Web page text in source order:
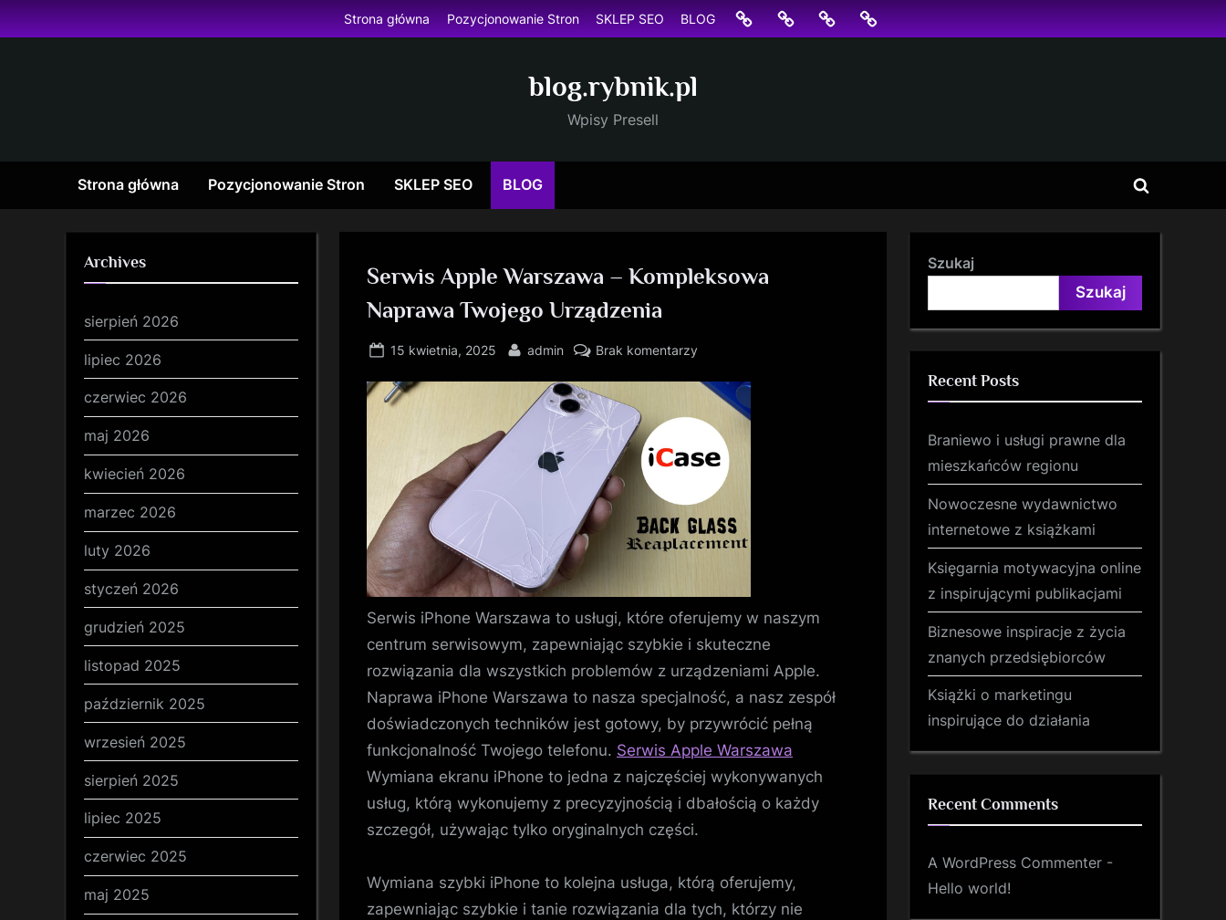
Skip
to
Strona główna Pozycjonowanie Stron SKLEP SEO BLOG
Strona
główna
Pozycjonowanie
Stron
SKLEP
SEO
BLOG
blog.rybnik.pl
Wpisy Presell
Strona główna Pozycjonowanie Stron SKLEP SEO BLOG
Toggle
Serwis Apple Warszawa – Kompleksowa
Naprawa Twojego Urządzenia
Posted
15 kwietnia, 2025 By
admin Brak komentarzy
Apple
Warszawa
Kompleksowa
Naprawa
Twojego
Urządzenia
Serwis iPhone Warszawa to usługi, które oferujemy w naszym
centrum serwisowym, zapewniając szybkie i skuteczne
rozwiązania dla wszystkich problemów z urządzeniami Apple.
Naprawa iPhone Warszawa to nasza specjalność, a nasz zespół
doświadczonych techników jest gotowy, by przywrócić pełną
funkcjonalność Twojego telefonu. Serwis Apple Warszawa
Wymiana ekranu iPhone to jedna z najczęściej wykonywanych
usług, którą wykonujemy z precyzyjnością i dbałością o każdy
szczegół, używając tylko oryginalnych części.
Wymiana szybki iPhone to kolejna usługa, którą oferujemy,
zapewniając szybkie i tanie rozwiązania dla tych, którzy nie
Archives
sierpień 2026
lipiec 2026
czerwiec 2026
maj 2026
kwiecień 2026
marzec 2026
luty 2026
styczeń 2026
grudzień 2025
listopad 2025
październik 2025
wrzesień 2025
sierpień 2025
lipiec 2025
czerwiec 2025
maj 2025
Szukaj
Szukaj
Recent Posts
Braniewo i usługi prawne dla
mieszkańców regionu
Nowoczesne wydawnictwo
internetowe z książkami
Księgarnia motywacyjna online
z inspirującymi publikacjami
Biznesowe inspiracje z życia
znanych przedsiębiorców
Książki o marketingu
inspirujące do działania
Recent Comments
A WordPress Commenter -
Hello world!